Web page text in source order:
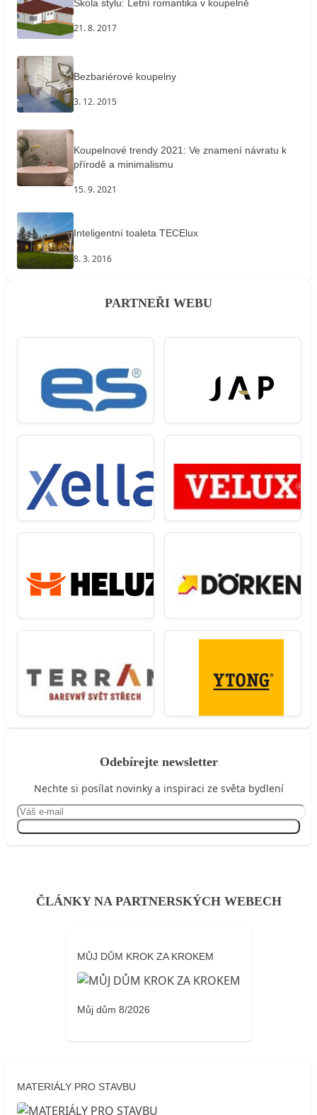
Škola stylu: Letní romantika v koupelně
21. 8. 2017
Bezbariérové koupelny
3. 12. 2015
Koupelnové trendy 2021: Ve znamení návratu k
přírodě a minimalismu
15. 9. 2021
Inteligentní toaleta TECElux
8. 3. 2016
PARTNEŘI WEBU
Odebírejte newsletter
Nechte si posílat novinky a inspiraci ze světa bydlení
ČLÁNKY NA PARTNERSKÝCH WEBECH
MŮJ DŮM KROK ZA KROKEM
Můj dům 8/2026
MATERIÁLY PRO STAVBU